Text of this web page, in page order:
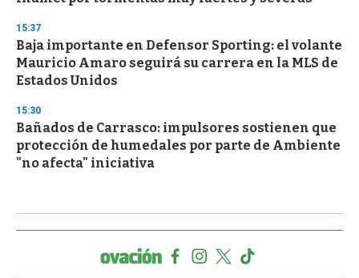
15:37
Baja importante en Defensor Sporting: el volante
Mauricio Amaro seguirá su carrera en la MLS de
Estados Unidos
15:30
Bañados de Carrasco: impulsores sostienen que
protección de humedales por parte de Ambiente
"no afecta" iniciativa